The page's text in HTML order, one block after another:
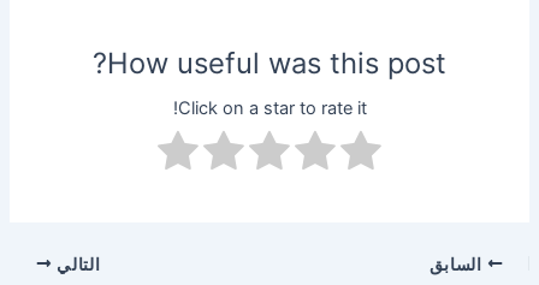
How useful was this post?
Click on a star to rate it!
السابق التالي